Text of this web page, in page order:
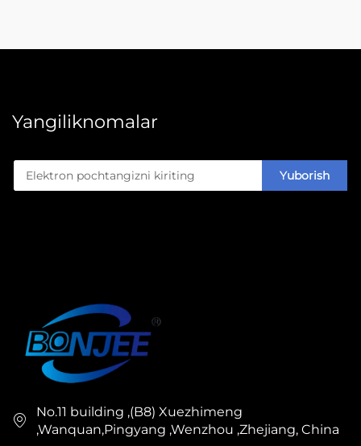
Yangiliknomalar
Yuborish
No.11 building ,(B8) Xuezhimeng
,Wanquan,Pingyang ,Wenzhou ,Zhejiang, China